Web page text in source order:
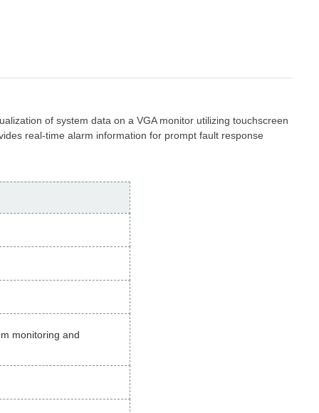
of system data on a VGA monitor utilizing touchscreen
real-time alarm information for prompt fault response
monitoring and